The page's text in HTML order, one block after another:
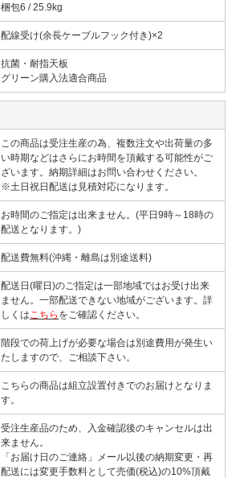
梱包6 / 25.9kg
配線受け(余長ケーブルフック付き)×2
抗菌・耐指天板
グリーン購入法適合商品
この商品は受注生産の為、複数注文や出荷量の多
い時期などはさらにお時間を頂戴する可能性がご
ざいます。納期詳細はお問い合わせください。
※土日祝日配送は見積対応になります。
お時間のご指定は出来ません。(平日9時～18時の
配送となります。)
配送費無料(沖縄・離島は別途送料)
配送日(曜日)のご指定は一部地域ではお受け出来
ません。一部配送できない地域がございます。詳
しくはこちら をご確認ください。
階段での荷上げが必要な場合は別途費用が発生い
たしますので、ご相談下さい。
こちらの商品は組立設置付きでのお届けとなりま
す。
受注生産品のため、入金確認後のキャンセルは出
来ません。
「お届け日のご連絡」メール以後の納期変更・再
配送には変更手数料として売価(税込)の10%頂戴